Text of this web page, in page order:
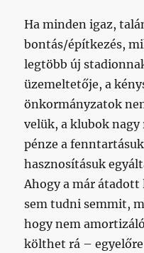
Ha minden igaz,
bontás/építkezés,
legtöbb új
üzemeltetője, a
önkormányzatok
velük, a klubok nagy
pénze a
hasznosításuk
Ahogy a már
sem tudni semmit,
hogy nem
költhet rá –